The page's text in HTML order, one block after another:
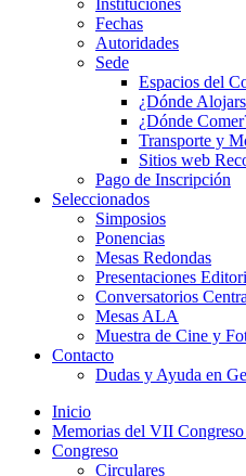
Instituciones
Fechas
Autoridades
Sede
Espacios del
¿Dónde
¿Dónde
Transporte y
Sitios web
Pago de Inscripción
Seleccionados
Simposios
Ponencias
Mesas Redondas
Presentaciones
Conversatorios
Mesas ALA
Muestra de Cine y
Contacto
Dudas y Ayuda en
Inicio
Memorias del VII
Congreso
Circulares